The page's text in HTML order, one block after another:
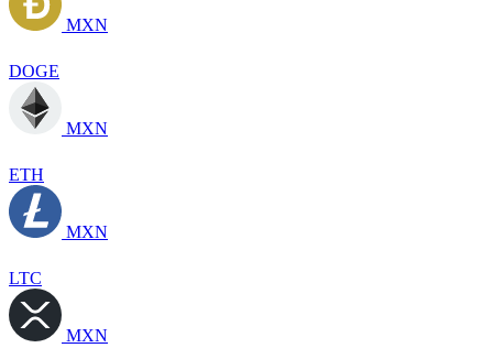
MXN
DOGE
MXN
ETH
MXN
LTC
MXN